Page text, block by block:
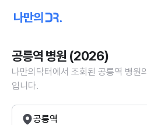
공릉역 병원 (2026)
나만의닥터에서 조회된 공릉역 병원
입니다.
공릉역